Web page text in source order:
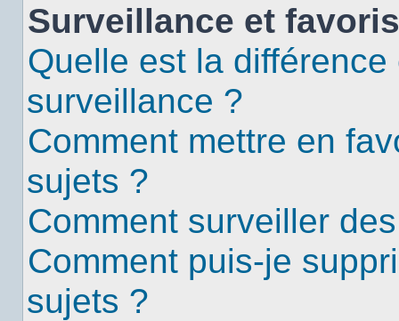
Surveillance et favoris
Quelle est la
surveillance ?
Comment mettre en
sujets ?
Comment surveiller
Comment puis-je
sujets ?